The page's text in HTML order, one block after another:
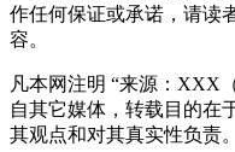
作任何保证或承诺，请读
容。
凡本网注明 “来源：XXX
自其它媒体，转载目的在
其观点和对其真实性负责。